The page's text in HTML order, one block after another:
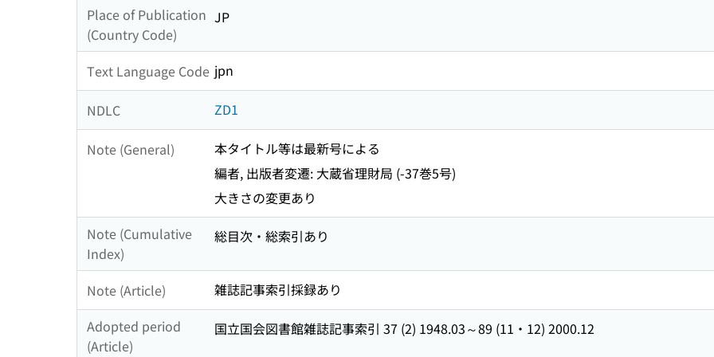
Place of Publication
(Country Code)
JP
Text Language Code jpn
NDLC ZD1
Note (General)
本タイトル等は最新号による
編者, 出版者変遷: 大蔵省理財局 (-37巻5号)
大きさの変更あり
Note (Cumulative
Index)
総目次・総索引あり
Note (Article)
雑誌記事索引採録あり
Adopted period
(Article)
国立国会図書館雑誌記事索引 37 (2) 1948.03～89 (11・12) 2000.12